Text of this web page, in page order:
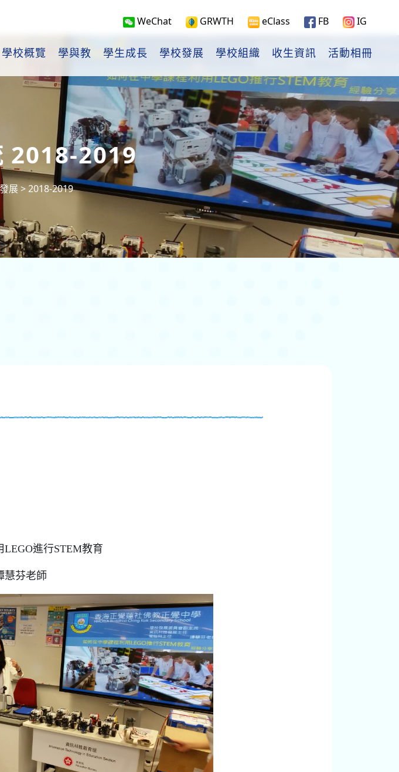
WeChat GRWTH eClass FB IG
學校概覽 學與教 學生成長 學校發展 學校組織 收生資訊 活動相冊
2018-2019
展 > 2018-2019
進行STEM教育
慧芬老師